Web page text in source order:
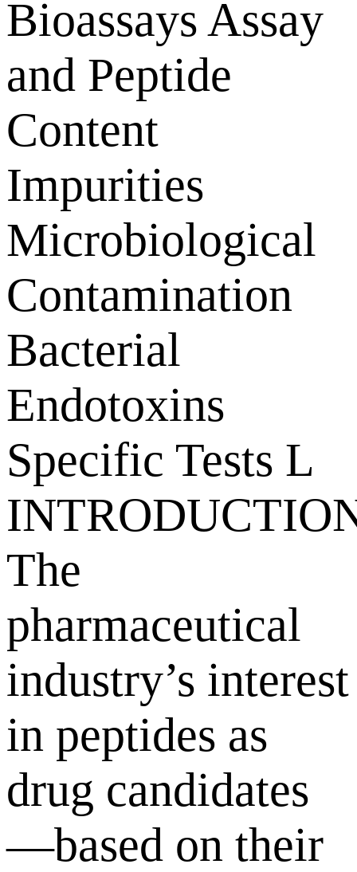
Bioassays Assay
and Peptide
Content
Impurities
Microbiological
Contamination
Bacterial
Endotoxins
Specific Tests L
The
pharmaceutical
industry’s interest
in peptides as
drug candidates
—based on their